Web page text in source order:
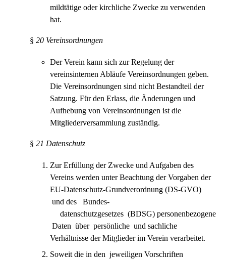
mildtätige oder kirchliche Zwecke zu verwenden
hat.
§20 Vereinsordnungen
Der Verein kann sich zur Regelung der
vereinsinternen Abläufe Vereinsordnungen geben.
Die Vereinsordnungen sind nicht Bestandteil der
Satzung. Für den Erlass, die Änderungen und
Aufhebung von Vereinsordnungen ist die
Mitgliederversammlung zuständig.
§21 Datenschutz
Zur Erfüllung der Zwecke und Aufgaben des
Vereins werden unter Beachtung der Vorgaben der
EU-Datenschutz-Grundverordnung (DS-GVO)
und des Bundes-
datenschutzgesetzes (BDSG) personenbezogene
Daten über persönliche und sachliche
Verhältnisse der Mitglieder im Verein verarbeitet.
Soweit die in den jeweiligen Vorschriften